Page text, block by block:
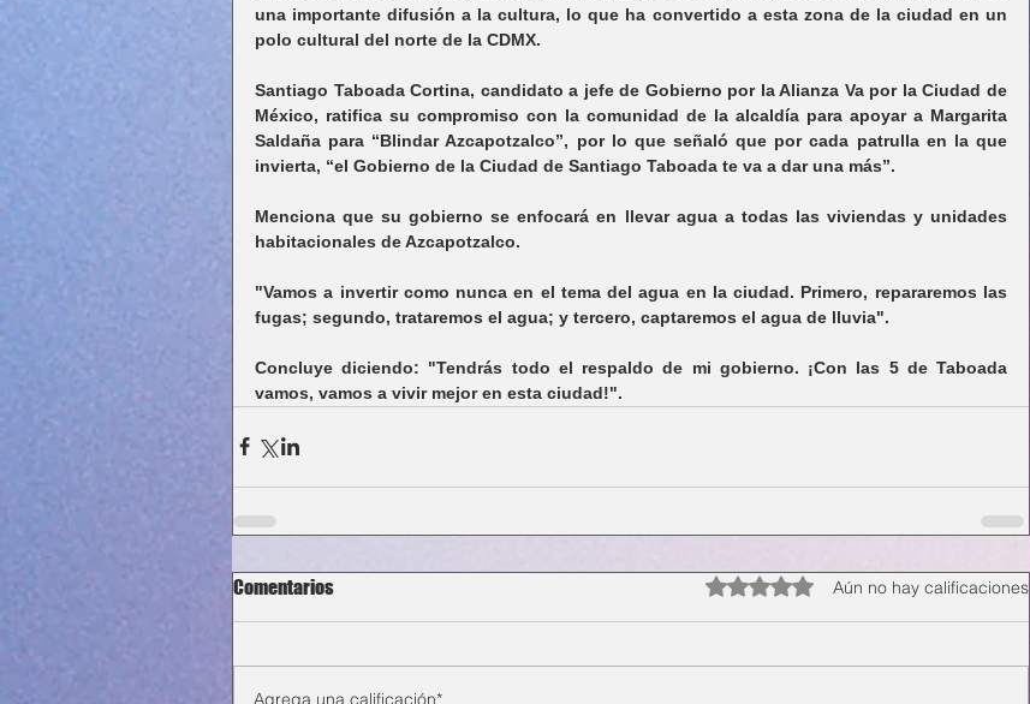
una importante difusión a la cultura, lo que ha convertido a esta zona de la ciudad en un
polo cultural del norte de la CDMX.
Santiago Taboada Cortina, candidato a jefe de Gobierno por la Alianza Va por la Ciudad de
México, ratifica su compromiso con la comunidad de la alcaldía para apoyar a Margarita
Saldaña para “Blindar Azcapotzalco”, por lo que señaló que por cada patrulla en la que
invierta, “el Gobierno de la Ciudad de Santiago Taboada te va a dar una más”.
Menciona que su gobierno se enfocará en llevar agua a todas las viviendas y unidades
habitacionales de Azcapotzalco.
"Vamos a invertir como nunca en el tema del agua en la ciudad. Primero, repararemos las
fugas; segundo, trataremos el agua; y tercero, captaremos el agua de lluvia".
Concluye diciendo: "Tendrás todo el respaldo de mi gobierno. ¡Con las 5 de Taboada
vamos, vamos a vivir mejor en esta ciudad!".
Comentarios Obtuvo 0 de 5 estrellas.Aún no hay calificaciones
Agrega una calificación*